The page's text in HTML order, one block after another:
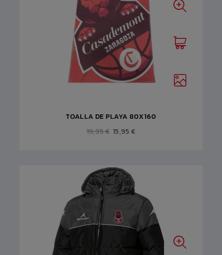
TOALLA DE PLAYA 80X160
19,95 € 15,95 €